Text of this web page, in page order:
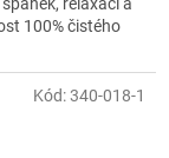
relaxaci a
100% čistého
Kód:340-018-1